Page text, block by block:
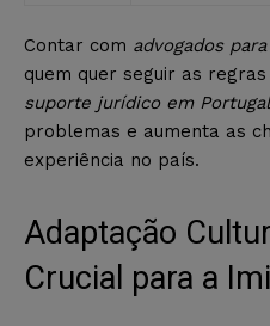
Contar com advogados
quem quer seguir as
suporte jurídico em Portugal
problemas e aumenta as
experiência no país.
Adaptação
Crucial para a